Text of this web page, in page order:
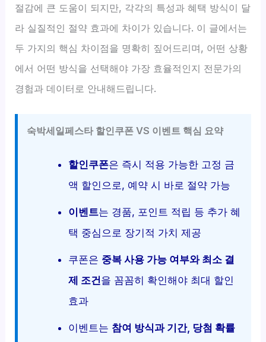
절감에 큰 도움이 되지만, 각각의 특성과 혜택 방식이 달
라 실질적인 절약 효과에 차이가 있습니다. 이 글에서는
두 가지의 핵심 차이점을 명확히 짚어드리며, 어떤 상황
에서 어떤 방식을 선택해야 가장 효율적인지 전문가의
경험과 데이터로 안내해드립니다.
숙박세일페스타 할인쿠폰 VS 이벤트 핵심 요약
할인쿠폰은 즉시 적용 가능한 고정 금
액 할인으로, 예약 시 바로 절약 가능
이벤트는 경품, 포인트 적립 등 추가 혜
택 중심으로 장기적 가치 제공
쿠폰은 중복 사용 가능 여부와 최소 결
제 조건을 꼼꼼히 확인해야 최대 할인
효과
이벤트는 참여 방식과 기간, 당첨 확률